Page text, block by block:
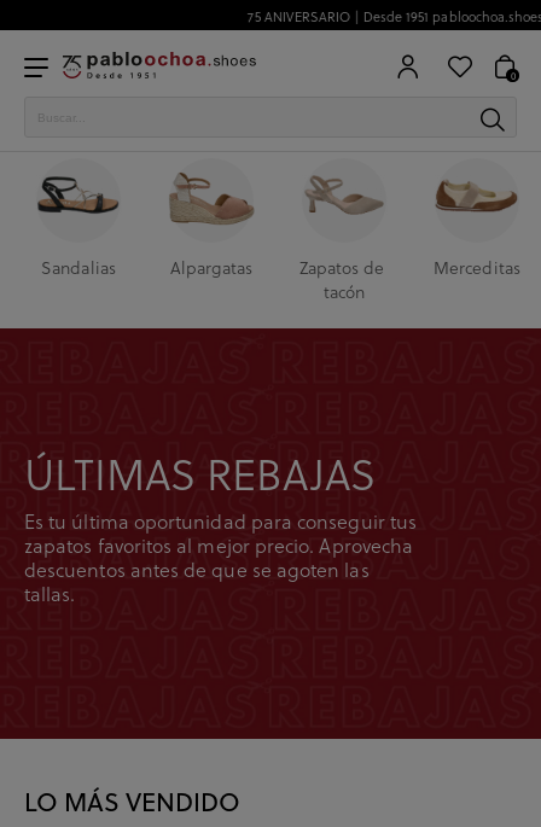
75 ANIVERSARIO | Desde 1951 pabloochoa.shoes
0
Sandalias Alpargatas
Zapatos de
tacón
Merceditas
ÚLTIMAS REBAJAS
Es tu última oportunidad para conseguir tus
zapatos favoritos al mejor precio. Aprovecha
descuentos antes de que se agoten las
tallas.
LO MÁS VENDIDO